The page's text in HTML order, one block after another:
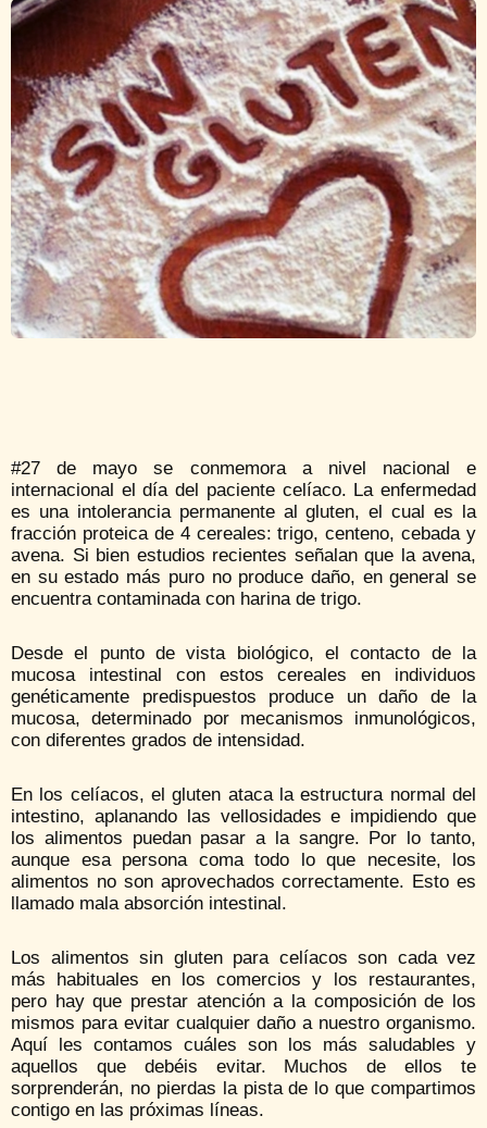
#27 de mayo se conmemora a nivel nacional e
internacional el día del paciente celíaco. La enfermedad
es una intolerancia permanente al gluten, el cual es la
fracción proteica de 4 cereales: trigo, centeno, cebada y
avena. Si bien estudios recientes señalan que la avena,
en su estado más puro no produce daño, en general se
encuentra contaminada con harina de trigo.
Desde el punto de vista biológico, el contacto de la
mucosa intestinal con estos cereales en individuos
genéticamente predispuestos produce un daño de la
mucosa, determinado por mecanismos inmunológicos,
con diferentes grados de intensidad.
En los celíacos, el gluten ataca la estructura normal del
intestino, aplanando las vellosidades e impidiendo que
los alimentos puedan pasar a la sangre. Por lo tanto,
aunque esa persona coma todo lo que necesite, los
alimentos no son aprovechados correctamente. Esto es
llamado mala absorción intestinal.
Los alimentos sin gluten para celíacos son cada vez
más habituales en los comercios y los restaurantes,
pero hay que prestar atención a la composición de los
mismos para evitar cualquier daño a nuestro organismo.
Aquí les contamos cuáles son los más saludables y
aquellos que debéis evitar. Muchos de ellos te
sorprenderán, no pierdas la pista de lo que compartimos
contigo en las próximas líneas.